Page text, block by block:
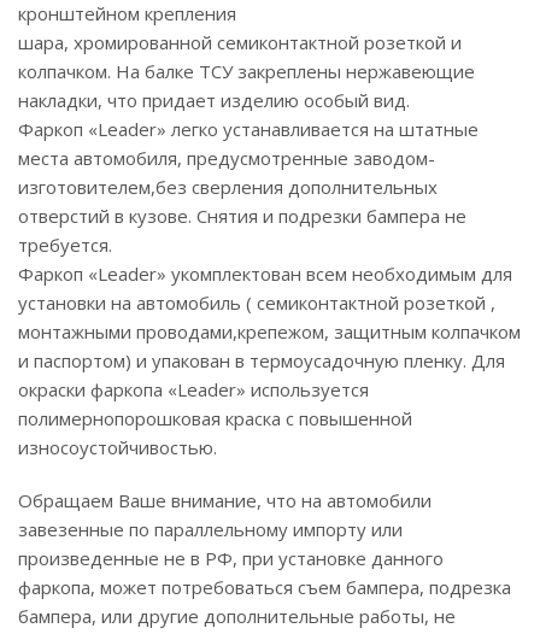
кронштейном крепления
шара, хромированной семиконтактной розеткой и
колпачком. На балке ТСУ закреплены нержавеющие
накладки, что придает изделию особый вид.
Фаркоп «Leader» легко устанавливается на штатные
места автомобиля, предусмотренные заводом-
изготовителем,без сверления дополнительных
отверстий в кузове. Снятия и подрезки бампера не
требуется.
Фаркоп «Leader» укомплектован всем необходимым для
установки на автомобиль ( семиконтактной розеткой ,
монтажными проводами,крепежом, защитным колпачком
и паспортом) и упакован в термоусадочную пленку. Для
окраски фаркопа «Leader» используется
полимернопорошковая краска с повышенной
износоустойчивостью.
Обращаем Ваше внимание, что на автомобили
завезенные по параллельному импорту или
произведенные не в РФ, при установке данного
фаркопа, может потребоваться съем бампера, подрезка
бампера, или другие дополнительные работы, не